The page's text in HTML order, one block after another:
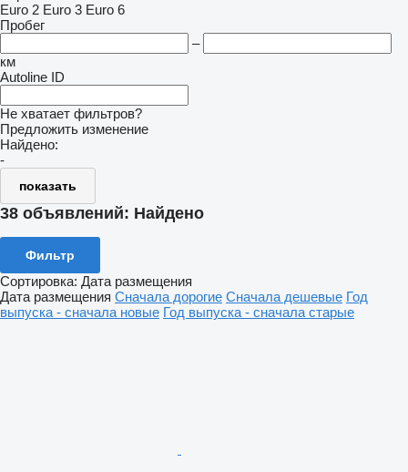
Euro 2 Euro 3 Euro 6
Пробег
–
км
Autoline ID
Не хватает фильтров?
Предложить изменение
Найдено:
-
показать
38 объявлений: Найдено
Фильтр
Сортировка: Дата размещения
Дата размещения Сначала дорогие Сначала дешевые Год
выпуска - сначала новые Год выпуска - сначала старые